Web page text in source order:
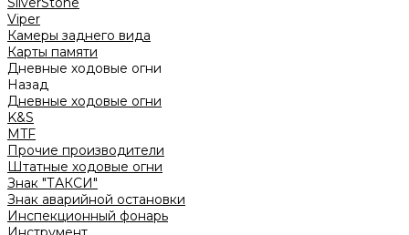
Viper
Камеры заднего вида
Карты памяти
Дневные ходовые огни
Назад
Дневные ходовые огни
K&S
MTF
Прочие производители
Штатные ходовые огни
Знак "ТАКСИ"
Знак аварийной остановки
Инспекционный фонарь